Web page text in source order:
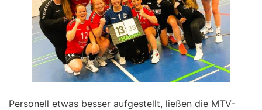
Personell etwas besser aufgestellt, ließen die MTV-